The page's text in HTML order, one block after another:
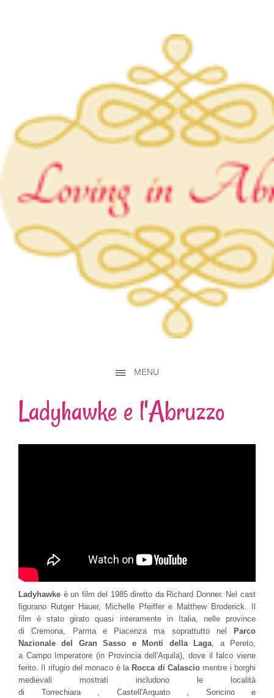
MENU
Ladyhawke e l'Abruzzo
Ladyhawke è un film del 1985 diretto da Richard Donner. Nel cast
figurano Rutger Hauer, Michelle Pfeiffer e Matthew Broderick.
film è stato girato quasi interamente in Italia, nelle province
di Cremona, Parma e Piacenza ma soprattutto nel
Parco
Nazionale del Gran Sasso e Monti della Laga, a Pereto,
a Campo Imperatore (in Provincia dell'Aquila), dove il falco viene
ferito. Il rifugio del monaco è la Rocca di Calascio mentre i borghi
medievali mostrati includono le località
di Torrechiara , Castell'Arquato , Soncino e